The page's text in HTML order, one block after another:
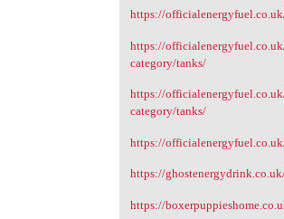
https://
https://
category/tanks/
https://
category/tanks/
https://
https://
https://